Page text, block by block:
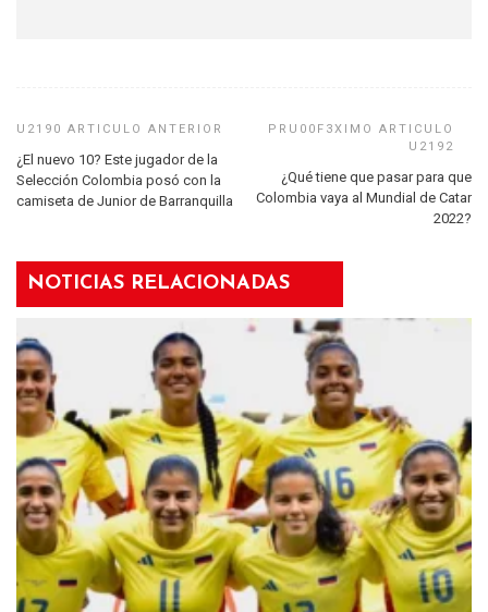
¿El nuevo 10? Este jugador de la
Selección Colombia posó con la
camiseta de Junior de Barranquilla
¿Qué tiene que pasar para que
Colombia vaya al Mundial de Catar
2022?
NOTICIAS RELACIONADAS